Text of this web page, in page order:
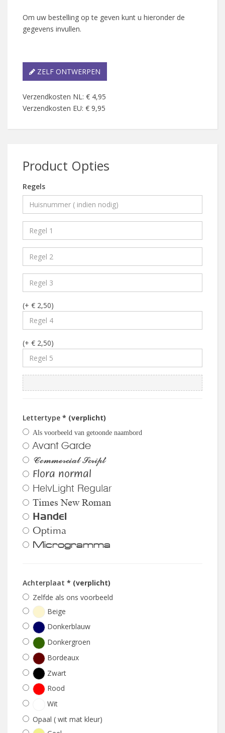
Om uw bestelling op te geven kunt u hieronder de
gegevens invullen.
ZELF ONTWERPEN
Verzendkosten NL: € 4,95
Verzendkosten EU: € 9,95
Product Opties
Regels
(+ € 2,50)
(+ € 2,50)
Lettertype * (verplicht)
Als voorbeeld van getoonde naambord
Avant Garde
Commercial Script
Flora normal
HelvLight Regular
Times New Roman
Handel
Optima
Microgramma
Achterplaat * (verplicht)
Zelfde als ons voorbeeld
Beige
Donkerblauw
Donkergroen
Bordeaux
Zwart
Rood
Wit
Opaal ( wit mat kleur)